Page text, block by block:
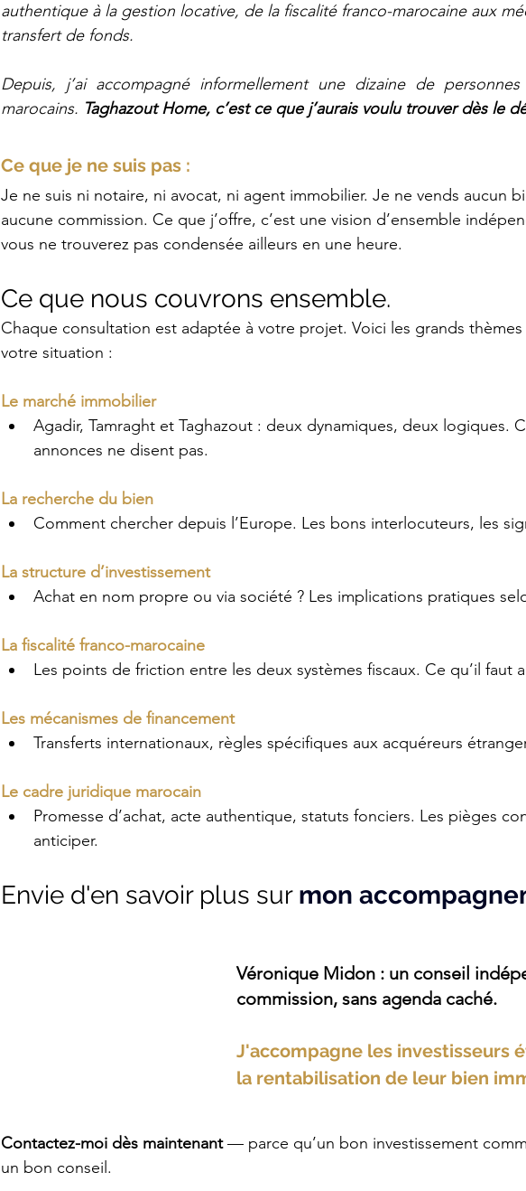
authentique à la gestion locative, de la fiscalité franco-marocaine aux
transfert de fonds.
Depuis, j’ai accompagné informellement une dizaine de
marocains. Taghazout Home, c’est ce que j’aurais voulu trouver dès le
Ce que je ne suis pas :
Je ne suis ni notaire, ni avocat, ni agent immobilier. Je ne vends aucun
aucune commission. Ce que j’offre, c’est une vision d’ensemble
vous ne trouverez pas condensée ailleurs en une heure.
Ce que nous couvrons ensemble.
Chaque consultation est adaptée à votre projet. Voici les grands
votre situation :​
Le marché immobilier
Agadir, Tamraght et Taghazout : deux dynamiques, deux logiques.
annonces ne disent pas.
La recherche du bien
Comment chercher depuis l’Europe. Les bons interlocuteurs, les
La structure d’investissement
Achat en nom propre ou via société ? Les implications pratiques
La fiscalité franco-marocaine
Les points de friction entre les deux systèmes fiscaux. Ce qu’il faut
Les mécanismes de financement
Transferts internationaux, règles spécifiques aux acquéreurs
Le cadre juridique marocain
Promesse d’achat, acte authentique, statuts fonciers. Les pièges
anticiper.
Envie d'en savoir plus sur mon
Véronique Midon : un conseil
commission, sans agenda caché.
J'accompagne les investisseurs
la rentabilisation de leur bien
Contactez-moi dès maintenant — parce qu’un bon investissement
un bon conseil.